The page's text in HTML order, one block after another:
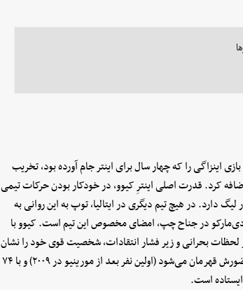
اینزاگی را که چهار سال برای اینتر جام آورده بود، تخریب
کرد. قدرت اصلی اینترِ کیوو، در خودکار بودن حرکات تیمی
بیشترین توالی پاس‌های بالای ۱۰ عدد را در لیگ دارد. در هیچ تیم دیگری در ایتالیا، توپ به این روانی به
در جناح چپ، امضای مخصوص این تیم است. کیوو با
در لحظات بحرانی و زیر فشار انتقادات، شخصیت قوی خود را نشان
داد. او حالا پنجمین مربی تاریخ اینتر است که در اولین فصل حضورش قهرمان می‌شود (اولین نفر بعد از مورینیو در ۲۰۰۹) و با ۷۴
ایستاده است.